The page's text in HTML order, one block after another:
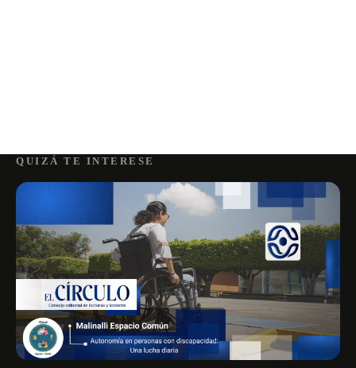
QUIZÁ TE INTERESE